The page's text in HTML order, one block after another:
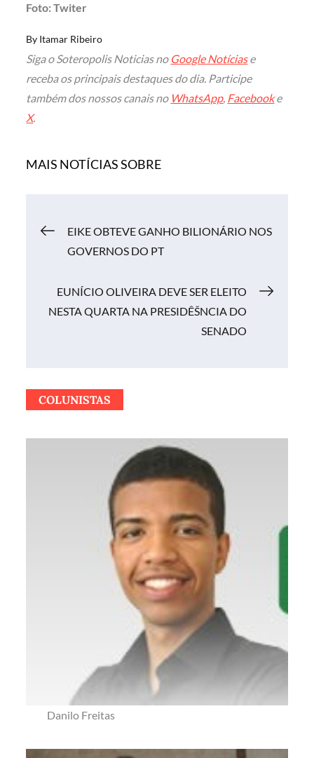
Foto: Twiter
By Itamar Ribeiro
Siga o Soteropolis Noticias no Google Notíciase
receba os principais destaques do dia. Participe
também dos nossos canais no WhatsApp, Facebooke
X.
MAIS NOTÍCIAS SOBRE
Navegação
Post
EIKE OBTEVE GANHO BILIONÁRIO NOS
GOVERNOS DO PT
EUNÍCIO OLIVEIRA DEVE SER ELEITO
NESTA QUARTA NA PRESIDÊŠNCIA DO
SENADO
COLUNISTAS
Danilo Freitas